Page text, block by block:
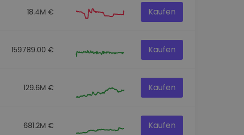
18.4M € Kaufen
159789.00 € Kaufen
129.6M € Kaufen
681.2M € Kaufen